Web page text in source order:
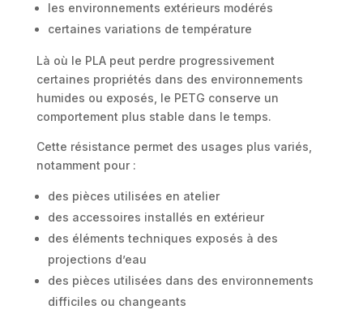
les environnements extérieurs modérés
certaines variations de température
Là où le PLA peut perdre progressivement
certaines propriétés dans des environnements
humides ou exposés, le PETG conserve un
comportement plus stable dans le temps.
Cette résistance permet des usages plus variés,
notamment pour :
des pièces utilisées en atelier
des accessoires installés en extérieur
des éléments techniques exposés à des
projections d’eau
des pièces utilisées dans des environnements
difficiles ou changeants